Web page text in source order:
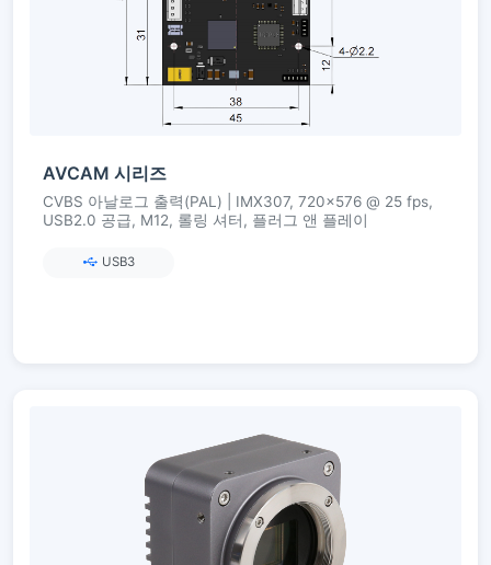
AVCAM 시리즈
CVBS 아날로그 출력(PAL) | IMX307, 720×576 @ 25 fps,
USB2.0 공급, M12, 롤링 셔터, 플러그 앤 플레이
USB3